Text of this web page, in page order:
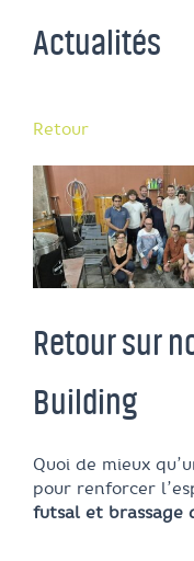
Actualités
Retour
Retour sur
Building
Quoi de mieux
pour renforcer
futsal et brassage